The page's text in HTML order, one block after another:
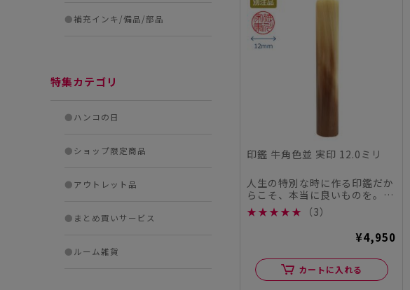
●補充インキ/備品/部品
特集カテゴリ
●ハンコの日
●ショップ限定商品
●アウトレット品
● まとめ買いサービス
● ルーム雑貨
印鑑 牛角色並 実印 12.0ミリ
人生の特別な時に作る印鑑だか
らこそ、本当に良いものを。
この度、シヤチハタオフィシャ
ル...
★ ★ ★ ★ ★ （3）
¥4,950
カートに入れる